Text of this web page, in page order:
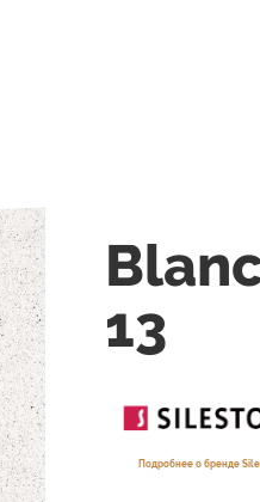
13
Подробнее о бренде